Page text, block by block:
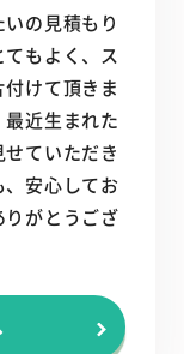
の見積もり
もよく、ス
けて頂きま
近生まれた
ていただき
安心してお
がとうござ